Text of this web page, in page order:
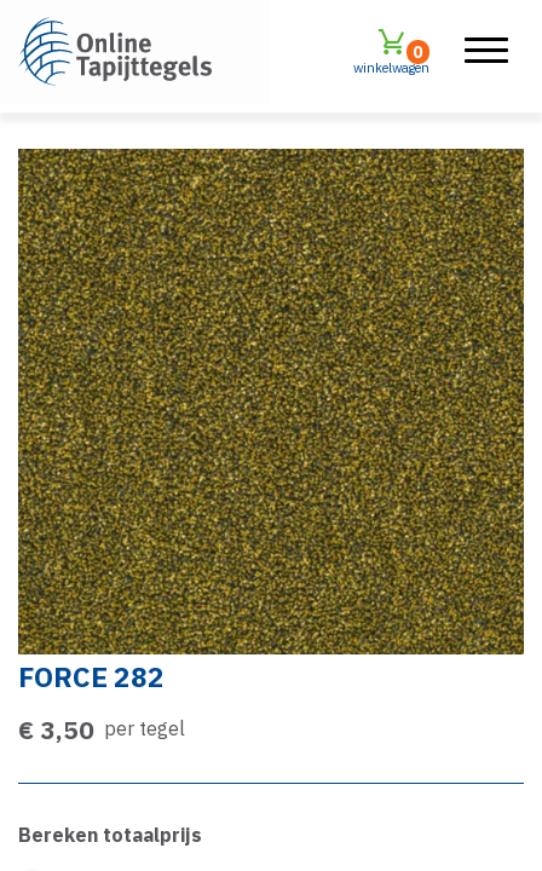
winkelwagen
0
FORCE 282
€ 3,50 per tegel
Bereken totaalprijs